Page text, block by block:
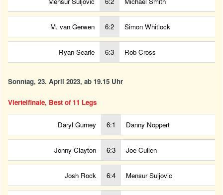
M. van Gerwen 6:2 Simon Whitlock
Ryan Searle 6:3 Rob Cross
Sonntag, 23. April 2023, ab 19.15 Uhr
Viertelfinale, Best of 11 Legs
Daryl Gurney 6:1 Danny Noppert
Jonny Clayton 6:3 Joe Cullen
Josh Rock 6:4 Mensur Suljovic